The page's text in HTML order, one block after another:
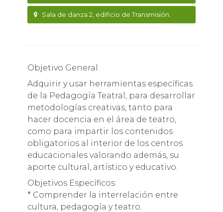
Sala de danza 2, edificio de Transmisión.
Objetivo General
Adquirir y usar herramientas específicas
de la Pedagogía Teatral, para desarrollar
metodologías creativas, tanto para
hacer docencia en el área de teatro,
como para impartir los contenidos
obligatorios al interior de los centros
educacionales valorando además, su
aporte cultural, artístico y educativo.
Objetivos Específicos
* Comprender la interrelación entre
cultura, pedagogía y teatro.